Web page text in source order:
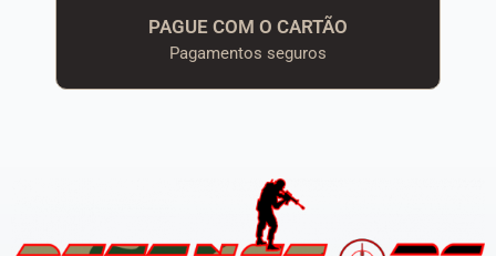
PAGUE COM O CARTÃO
Pagamentos seguros